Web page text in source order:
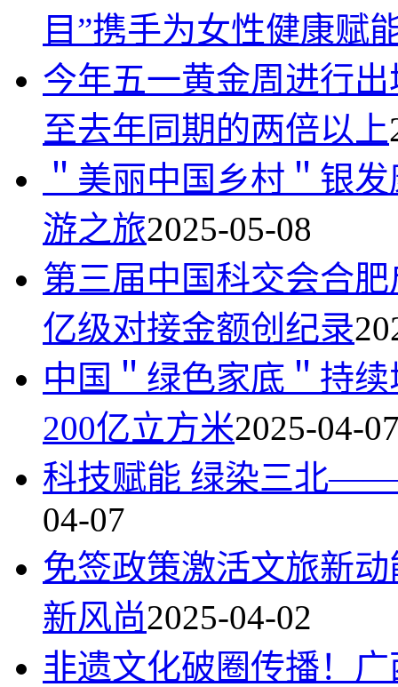
目”携手为女性健康赋
今年五一黄金周进行
至去年同期的两倍以上
＂美丽中国乡村＂银
游之旅2025-05-08
第三届中国科交会合
亿级对接金额创纪录
中国＂绿色家底＂持
200亿立方米2025-04-
科技赋能 绿染三北——
04-07
免签政策激活文旅新
新风尚2025-04-02
非遗文化破圈传播！